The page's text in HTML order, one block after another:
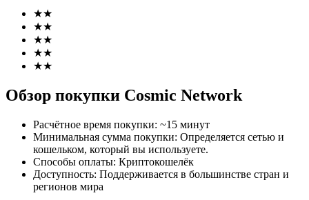
Фьючерсы с использованием USDT в качестве
обеспечения
Фьючерсы на COIN-M
Криптовалютные фьючерсы
★★
★★
★★
★★
★★
Обзор покупки Cosmic Network
Расчётное время покупки: ~15 минут
Минимальная сумма покупки: Определяется сетью и
кошельком, который вы используете.
Способы оплаты: Криптокошелёк
Доступность: Поддерживается в большинстве стран и
регионов мира